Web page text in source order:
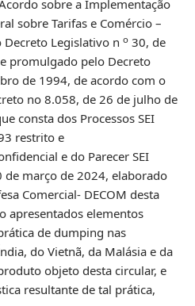
sobre a Implementação
sobre Tarifas e Comércio –
Decreto Legislativo n o 30, de
promulgado pelo Decreto
de 1994, de acordo com o
no 8.058, de 26 de julho de
consta dos Processos SEI
restrito e
e do Parecer SEI
março de 2024, elaborado
Comercial- DECOM desta
apresentados elementos
de dumping nas
do Vietnã, da Malásia e da
objeto desta circular, e
resultante de tal prática,